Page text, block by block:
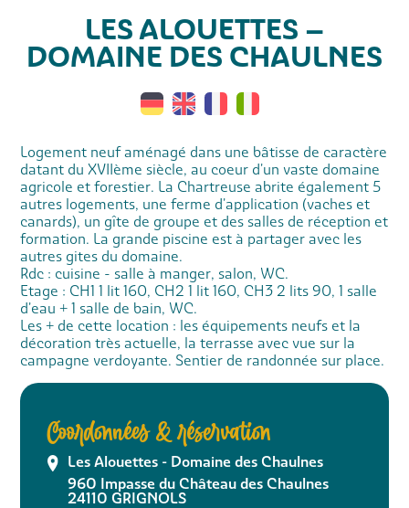
LES ALOUETTES –
DOMAINE DES CHAULNES
Logement neuf aménagé dans une bâtisse de caractère
datant du XVIIème siècle, au coeur d'un vaste domaine
agricole et forestier. La Chartreuse abrite également 5
autres logements, une ferme d'application (vaches et
canards), un gîte de groupe et des salles de réception et
formation. La grande piscine est à partager avec les
autres gites du domaine.
Rdc : cuisine - salle à manger, salon, WC.
Etage : CH1 1 lit 160, CH2 1 lit 160, CH3 2 lits 90, 1 salle
d'eau + 1 salle de bain, WC.
Les + de cette location : les équipements neufs et la
décoration très actuelle, la terrasse avec vue sur la
campagne verdoyante. Sentier de randonnée sur place.
Coordonnées & réservation
Les Alouettes - Domaine des Chaulnes
960 Impasse du Château des Chaulnes
24110GRIGNOLS